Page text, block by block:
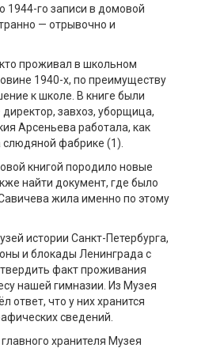
1944-го записи в домовой
— отрывочно и
проживал в школьном
1940-х, по преимуществу
к школе. В книге были
завхоз, уборщица,
Арсеньева работала, как
фабрике (1).
книгой породило новые
найти документ, где было
жила именно по этому
истории Санкт-Петербурга,
и блокады Ленинграда с
факт проживания
нашей гимназии. Из Музея
ответ, что у них хранится
сведений.
хранителя Музея